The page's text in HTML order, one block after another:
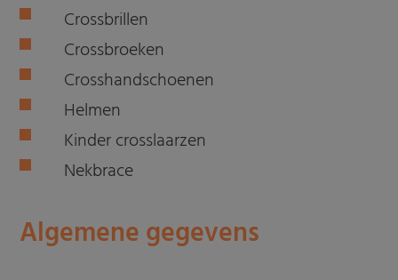
Crossbrillen
Crossbroeken
Crosshandschoenen
Helmen
Kinder crosslaarzen
Nekbrace
Algemene gegevens